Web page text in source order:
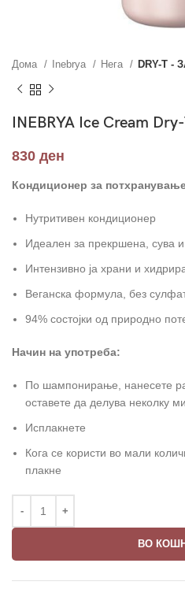
Дома Inebrya Нега DRY-T
INEBRYA Ice Cream
830 ден
Кондиционер за
Нутритивен кондиционер
Идеален за прекршена, сува и
Интензивно ја храни и
Веганска формула, без
94% состојки од природно
Начин на употреба:
По шампонирање, нанесете
оставете да делува неколку
Исплакнете
Кога се користи во мали
плакне
ВО